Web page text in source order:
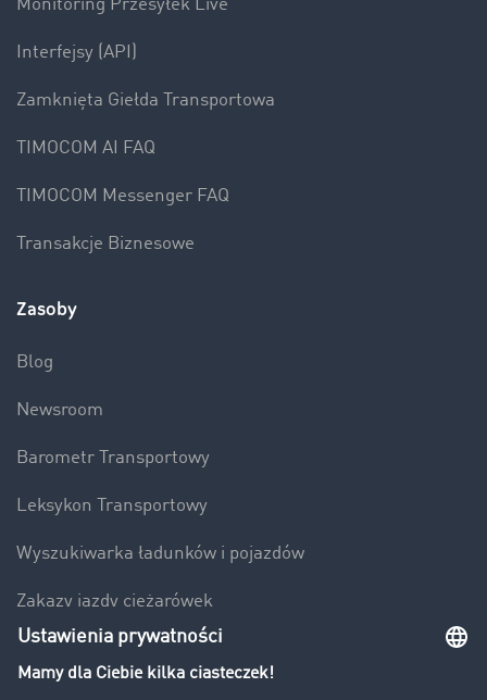
Monitoring Przesyłek Live
Interfejsy (API)
Zamknięta Giełda Transportowa
TIMOCOM AI FAQ
TIMOCOM Messenger FAQ
Transakcje Biznesowe
Zasoby
Blog
Newsroom
Barometr Transportowy
Leksykon Transportowy
Wyszukiwarka ładunków i pojazdów
Zakazy jazdy ciężarówek
Bezpieczeństwo